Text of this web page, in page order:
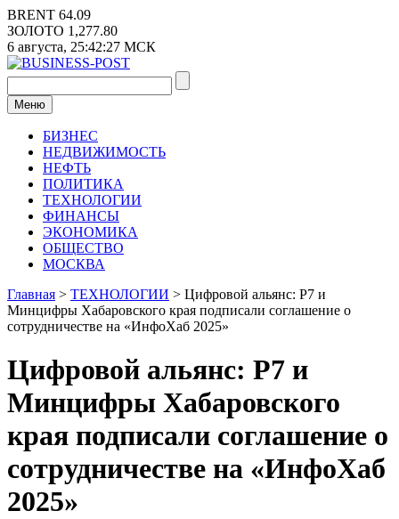
Перейти
к
содержимому
BRENT 64.09
ЗОЛОТО 1,277.80
6 августа, 25:42:27 МСК
Меню
БИЗНЕС
НЕДВИЖИМОСТЬ
НЕФТЬ
ПОЛИТИКА
ТЕХНОЛОГИИ
ФИНАНСЫ
ЭКОНОМИКА
ОБЩЕСТВО
МОСКВА
Главная > ТЕХНОЛОГИИ > Цифровой альянс: Р7 и
Минцифры Хабаровского края подписали соглашение о
сотрудничестве на «ИнфоХаб 2025»
Цифровой альянс: Р7 и
Минцифры Хабаровского
края подписали соглашение о
сотрудничестве на «ИнфоХаб
2025»